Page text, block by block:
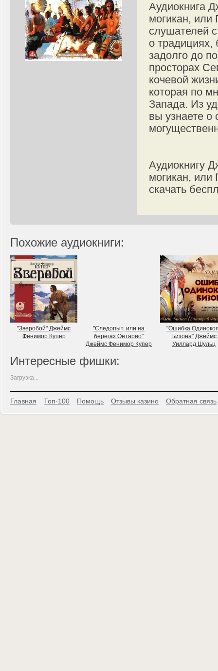
Аудиокнига
могикан, или
слушателей
о традициях,
задолго до
просторах
кочевой
которая по
Запада. Из
вы узнаете о
Аудиокнигу
могикан, или
скачать
Похожие аудиокниги:
"Зверобой" Джеймс
Фенимор Купер
"Следопыт, или на
берегах Онтарио"
Джеймс Фенимор Купер
"Ошибка
Бизона" Джеймс
Уиллард Шульц
Интересные фишки:
Загрузка...
Главная Топ-100 Помощь Отзывы казино Обратная связь